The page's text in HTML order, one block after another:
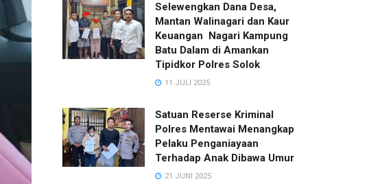
Selewengkan Dana Desa,
Mantan Walinagari dan Kaur
Keuangan Nagari Kampung
Batu Dalam di Amankan
Tipidkor Polres Solok
11 JULI 2025
Satuan Reserse Kriminal
Polres Mentawai Menangkap
Pelaku Penganiayaan
Terhadap Anak Dibawa Umur
21 JUNI 2025